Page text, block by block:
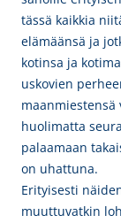
tässä kaikkia
elämäänsä ja
kotinsa ja
uskovien
huolimatta
palaamaan
on uhattuna.
Erityisesti
muuttuvatkin